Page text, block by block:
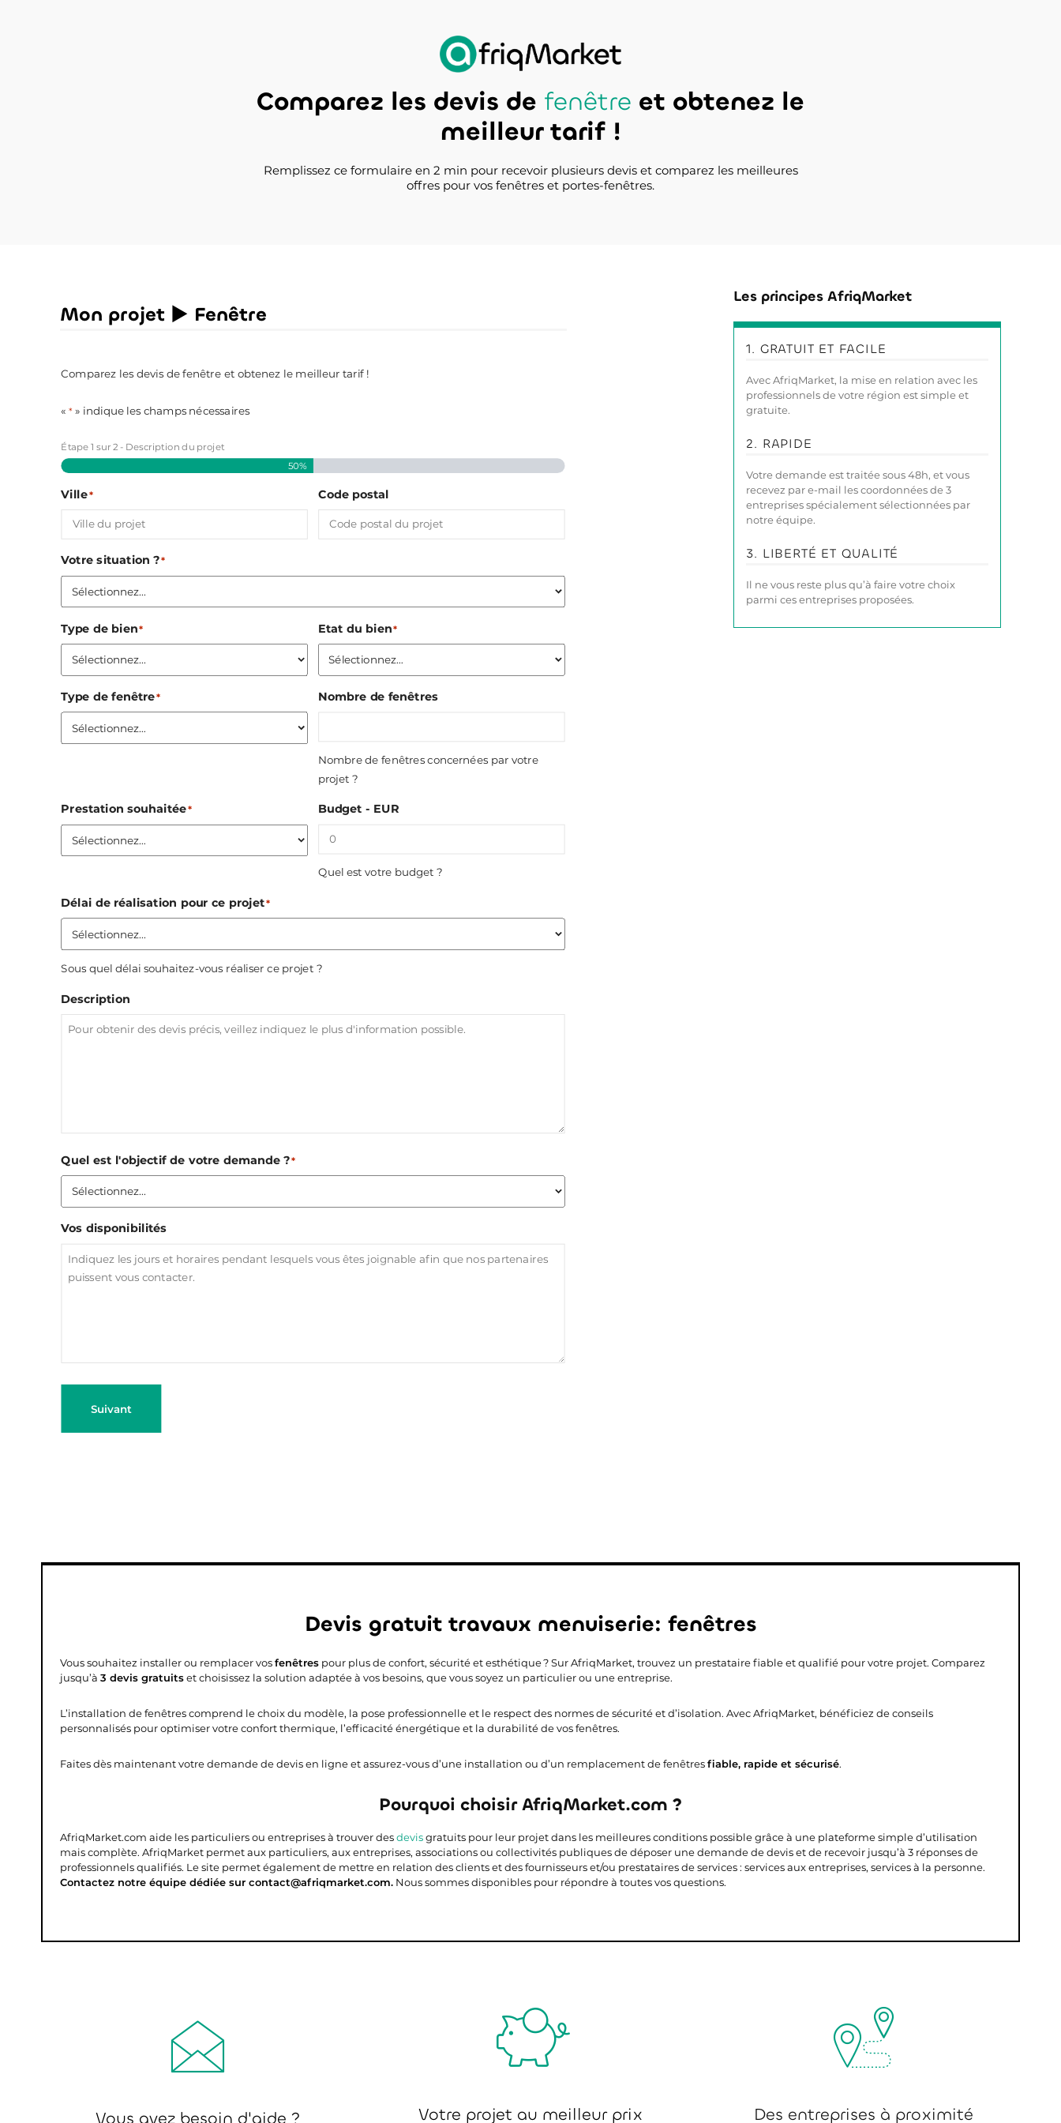
Comparez les devis de fenêtre et obtenez le
meilleur tarif !
Remplissez ce formulaire en 2 min pour recevoir plusieurs devis et comparez les meilleures
offres pour vos fenêtres et portes-fenêtres.
Mon projet ► Fenêtre
Comparez les devis de fenêtre et obtenez le meilleur tarif !
«* » indique les champs nécessaires
Étape1 sur2 - Description du projet
50%
Ville* Code postal
Votre situation ?*
Type de bien* Etat du bien*
Type de fenêtre* Nombre de fenêtres
Nombre de fenêtres concernées par votre
projet ?
Prestation souhaitée* Budget - EUR
Quel est votre budget ?
Délai de réalisation pour ce projet*
Sous quel délai souhaitez-vous réaliser ce projet ?
Description
Quel est l'objectif de votre demande ?*
Vos disponibilités
Suivant
Les principes AfriqMarket
1. GRATUIT ET FACILE
Avec AfriqMarket, la mise en relation avec les
professionnels de votre région est simple et
gratuite.
2. RAPIDE
Votre demande est traitée sous 48h, et vous
recevez par e-mail les coordonnées de 3
entreprises spécialement sélectionnées par
notre équipe.
3. LIBERTÉ ET QUALITÉ
Il ne vous reste plus qu’à faire votre choix
parmi ces entreprises proposées.
Devis gratuit travaux menuiserie: fenêtres
Vous souhaitez installer ou remplacer vosfenêtres pour plus de confort, sécurité et esthétique ? Sur AfriqMarket, trouvez un prestataire fiable et qualifié pour votre projet. Comparez
jusqu’à 3 devis gratuitset choisissez la solution adaptée à vos besoins, que vous soyez un particulier ou une entreprise.
L’installation de fenêtres comprend le choix du modèle, la pose professionnelle et le respect des normes de sécurité et d’isolation. Avec AfriqMarket, bénéficiez de conseils
personnalisés pour optimiser votre confort thermique, l’efficacité énergétique et la durabilité de vos fenêtres.
Faites dès maintenant votre demande de devis en ligne et assurez-vous d’une installation ou d’un remplacement de fenêtresfiable, rapide et sécurisé.
Pourquoi choisir AfriqMarket.com ?
AfriqMarket.com aide les particuliers ou entreprises à trouver desdevisgratuits pour leur projet dans les meilleures conditions possible grâce à une plateforme simple d’utilisation
mais complète. AfriqMarket permet aux particuliers, aux entreprises, associations ou collectivités publiques de déposer une demande de devis et de recevoir jusqu’à 3 réponses de
professionnels qualifiés. Le site permet également de mettre en relation des clients et des fournisseurs et/ou prestataires de services : services aux entreprises, services à la personne.
Contactez notre équipe dédiée sur contact@afriqmarket.com. Nous sommes disponibles pour répondre à toutes vos questions.
Vous avez besoin d'aide ? Votre projet au meilleur prix Des entreprises à proximité